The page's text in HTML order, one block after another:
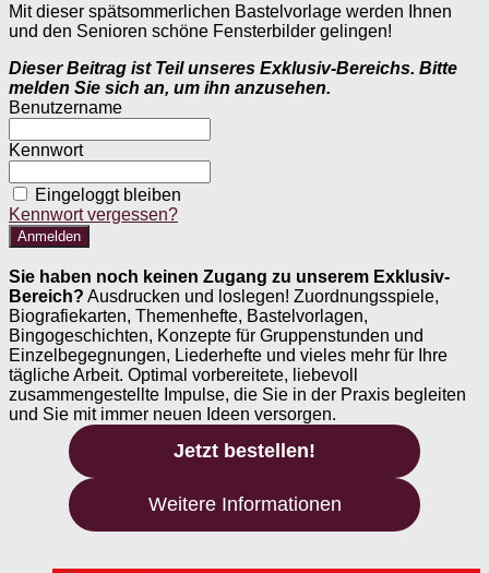
Mit dieser spätsommerlichen Bastelvorlage werden Ihnen
und den Senioren schöne Fensterbilder gelingen!
Dieser Beitrag ist Teil unseres Exklusiv-Bereichs. Bitte
melden Sie sich an, um ihn anzusehen.
Benutzername
Kennwort
Eingeloggt bleiben
Kennwort vergessen?
Sie haben noch keinen Zugang zu unserem Exklusiv-
Bereich? Ausdrucken und loslegen! Zuordnungsspiele,
Biografiekarten, Themenhefte, Bastelvorlagen,
Bingogeschichten, Konzepte für Gruppenstunden und
Einzelbegegnungen, Liederhefte und vieles mehr für Ihre
tägliche Arbeit. Optimal vorbereitete, liebevoll
zusammengestellte Impulse, die Sie in der Praxis begleiten
und Sie mit immer neuen Ideen versorgen.
Jetzt bestellen!
Weitere Informationen